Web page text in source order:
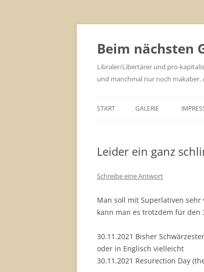
Zum
springen
Beim nächsten
Libraler/Libertärer und pro-
und manchmal nur noch makaber.
START GALERIE
Leider ein ganz
Schreibe eine Antwort
Man soll mit Superlativen
kann man es trotzdem für den
30.11.2021 Bisher
oder in Englisch vielleicht
30.11.2021 Resurection Day